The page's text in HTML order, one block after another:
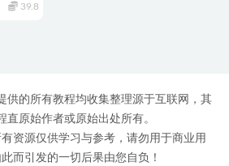
39.8
供的所有教程均收集整理源于互联网，其
直原始作者或原始出处所有。
资源仅供学习与参考，请勿用于商业用
而引发的一切后果由您自负！